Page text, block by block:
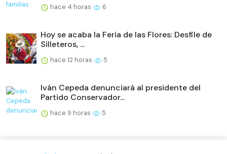
hace 4 horas 6
Hoy se acaba la Feria de las Flores: Desfile de
Silleteros, ...
hace 12 horas 5
Iván Cepeda denunciará al presidente del
Partido Conservador...
hace 9 horas 5